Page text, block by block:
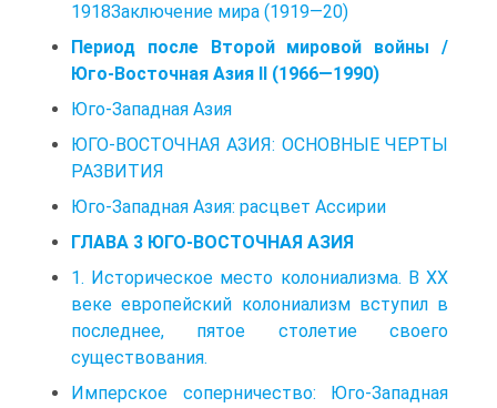
1918Заключение мира (1919—20)
Период после Второй мировой войны /
Юго-Восточная Азия II (1966—1990)
Юго-Западная Азия
ЮГО-ВОСТОЧНАЯ АЗИЯ: ОСНОВНЫЕ ЧЕРТЫ
РАЗВИТИЯ
Юго-Западная Азия: расцвет Ассирии
ГЛАВА 3 ЮГО-ВОСТОЧНАЯ АЗИЯ
1. Историческое место колониализма. В XX
веке европейский колониализм вступил в
последнее, пятое столетие своего
существования.
Имперское соперничество: Юго-Западная